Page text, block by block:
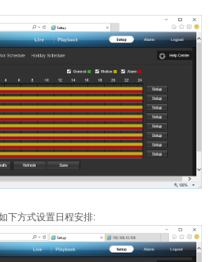
下方式设置日程安排: